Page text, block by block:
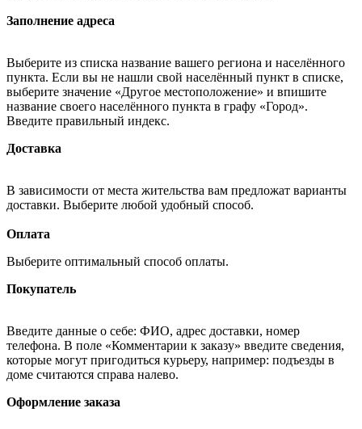
Заполнение адреса
Выберите из списка название вашего региона и населённого
пункта. Если вы не нашли свой населённый пункт в списке,
выберите значение «Другое местоположение» и впишите
название своего населённого пункта в графу «Город».
Введите правильный индекс.
Доставка
В зависимости от места жительства вам предложат варианты
доставки. Выберите любой удобный способ.
Оплата
Выберите оптимальный способ оплаты.
Покупатель
Введите данные о себе: ФИО, адрес доставки, номер
телефона. В поле «Комментарии к заказу» введите сведения,
которые могут пригодиться курьеру, например: подъезды в
доме считаются справа налево.
Оформление заказа